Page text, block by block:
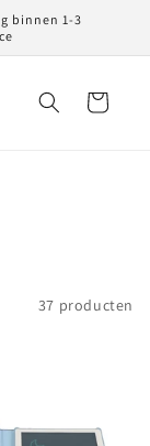
binnen 1-3
Winkelwagen
37 producten